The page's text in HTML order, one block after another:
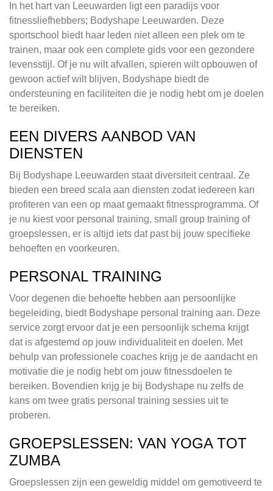
In het hart van Leeuwarden ligt een paradijs voor
fitnessliefhebbers; Bodyshape Leeuwarden. Deze
sportschool biedt haar leden niet alleen een plek om te
trainen, maar ook een complete gids voor een gezondere
levensstijl. Of je nu wilt afvallen, spieren wilt opbouwen of
gewoon actief wilt blijven, Bodyshape biedt de
ondersteuning en faciliteiten die je nodig hebt om je doelen
te bereiken.
EEN DIVERS AANBOD VAN
DIENSTEN
Bij Bodyshape Leeuwarden staat diversiteit centraal. Ze
bieden een breed scala aan diensten zodat iedereen kan
profiteren van een op maat gemaakt fitnessprogramma. Of
je nu kiest voor personal training, small group training of
groepslessen, er is altijd iets dat past bij jouw specifieke
behoeften en voorkeuren.
PERSONAL TRAINING
Voor degenen die behoefte hebben aan persoonlijke
begeleiding, biedt Bodyshape personal training aan. Deze
service zorgt ervoor dat je een persoonlijk schema krijgt
dat is afgestemd op jouw individualiteit en doelen. Met
behulp van professionele coaches krijg je de aandacht en
motivatie die je nodig hebt om jouw fitnessdoelen te
bereiken. Bovendien krijg je bij Bodyshape nu zelfs de
kans om twee gratis personal training sessies uit te
proberen.
GROEPSLESSEN: VAN YOGA TOT
ZUMBA
Groepslessen zijn een geweldig middel om gemotiveerd te